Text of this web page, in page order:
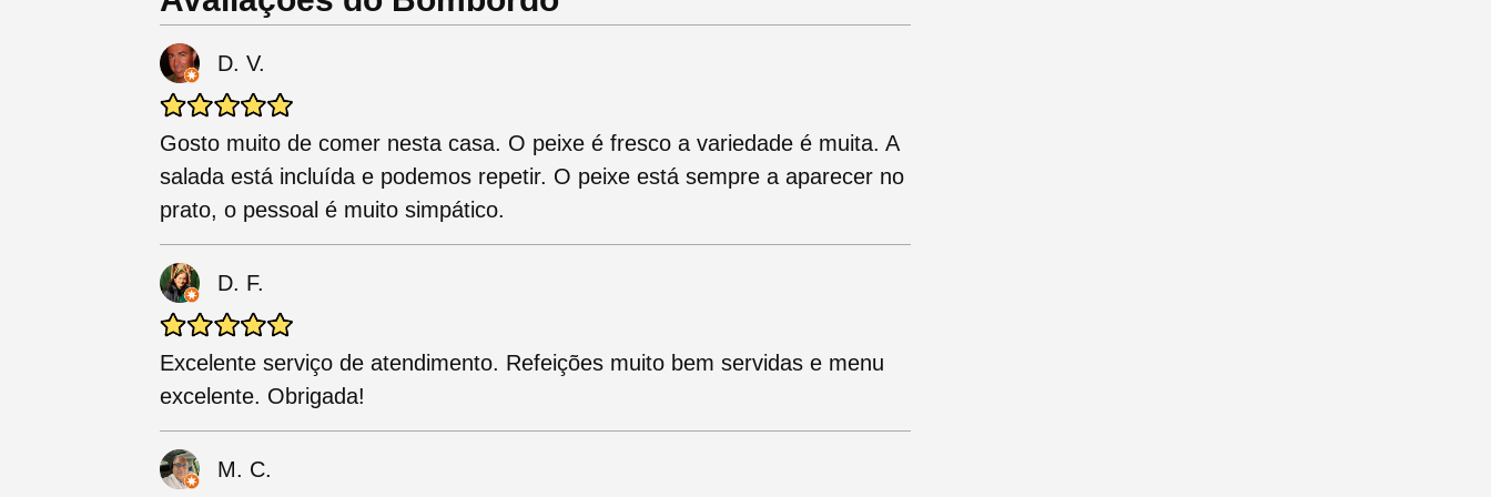
D. V.
Gosto muito de comer nesta casa. O peixe é fresco a variedade é muita. A
salada está incluída e podemos repetir. O peixe está sempre a aparecer no
prato, o pessoal é muito simpático.
D. F.
Excelente serviço de atendimento. Refeições muito bem servidas e menu
excelente. Obrigada!
M. C.